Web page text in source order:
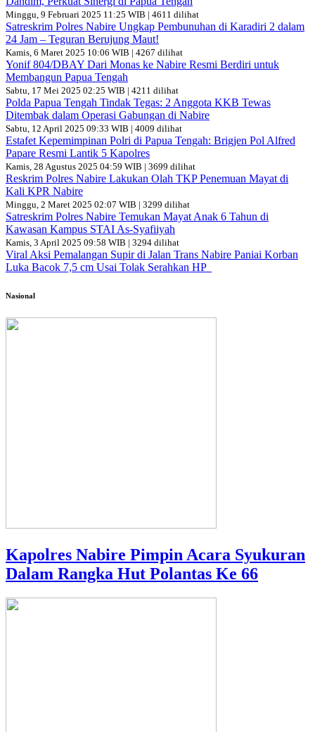
Minggu, 9 Februari 2025 11:25 WIB | 4611 dilihat
Satreskrim Polres Nabire Ungkap Pembunuhan di Karadiri 2 dalam
24 Jam – Teguran Berujung Maut!
Kamis, 6 Maret 2025 10:06 WIB | 4267 dilihat
Yonif 804/DBAY Dari Monas ke Nabire Resmi Berdiri untuk
Membangun Papua Tengah
Sabtu, 17 Mei 2025 02:25 WIB | 4211 dilihat
Polda Papua Tengah Tindak Tegas: 2 Anggota KKB Tewas
Ditembak dalam Operasi Gabungan di Nabire
Sabtu, 12 April 2025 09:33 WIB | 4009 dilihat
Estafet Kepemimpinan Polri di Papua Tengah: Brigjen Pol Alfred
Papare Resmi Lantik 5 Kapolres
Kamis, 28 Agustus 2025 04:59 WIB | 3699 dilihat
Reskrim Polres Nabire Lakukan Olah TKP Penemuan Mayat di
Kali KPR Nabire
Minggu, 2 Maret 2025 02:07 WIB | 3299 dilihat
Satreskrim Polres Nabire Temukan Mayat Anak 6 Tahun di
Kawasan Kampus STAI As-Syafiiyah
Kamis, 3 April 2025 09:58 WIB | 3294 dilihat
Viral Aksi Pemalangan Supir di Jalan Trans Nabire Paniai Korban
Luka Bacok 7,5 cm Usai Tolak Serahkan HP
Nasional
Kapolres Nabire Pimpin Acara Syukuran
Dalam Rangka Hut Polantas Ke 66